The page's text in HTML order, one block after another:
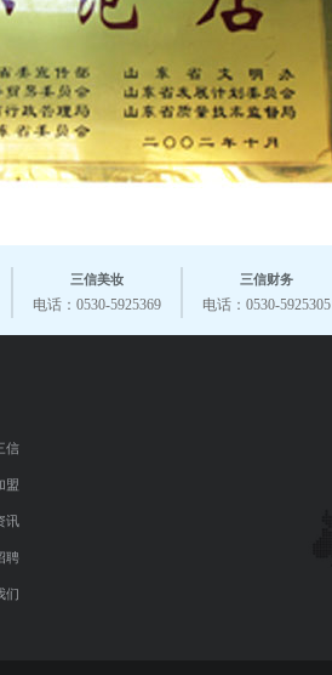
三信美妆
电话：0530-5925369
三信财务
电话：0530-5925305
信
盟
讯
聘
们